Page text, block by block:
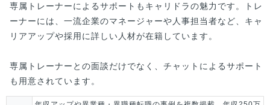
専属トレーナーによるサポートもキャリドラの魅力です。トレ
ーナーには、一流企業のマネージャーや人事担当者など、キャ
リアアップや採用に詳しい人材が在籍しています。
専属トレーナーとの面談だけでなく、チャットによるサポート
も用意されています。